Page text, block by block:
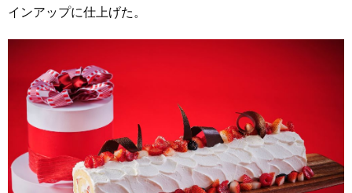
インアップに仕上げた。